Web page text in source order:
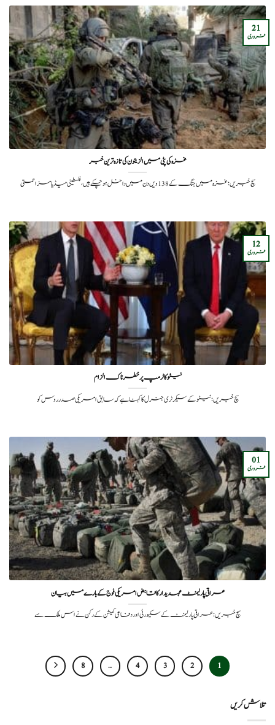
غزہ کی پٹی میں الزیتون کی تازہ ترین خبر
سچ خبریں:غزہ میں جنگ کے 138ویں دن میں داخل ہو چکے ہیں، فلسطینی میڈیا مزاحمتی
21
فروری
نیٹو کا ٹرمپ پر خطرناک الزام
سچ خبریں: نیٹو کے سیکرٹری جنرل کا کہنا ہے کہ سابق امریکی صدر روس کو
12
فروری
عراقی پارلیمنٹ عہدیدار کا قابض امریکی فوج کے بارے میں بیان
سچ خبریں: عراقی پارلیمنٹ کے سکیورٹی اور دفاعی کمیشن کے رکن نے اس ملک سے
01
فروری
1
2
3
4
…
8
تلاش کریں